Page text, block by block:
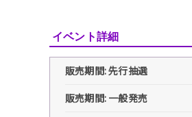
イベント詳細
販売期間: 先行抽選
販売期間: 一般発売